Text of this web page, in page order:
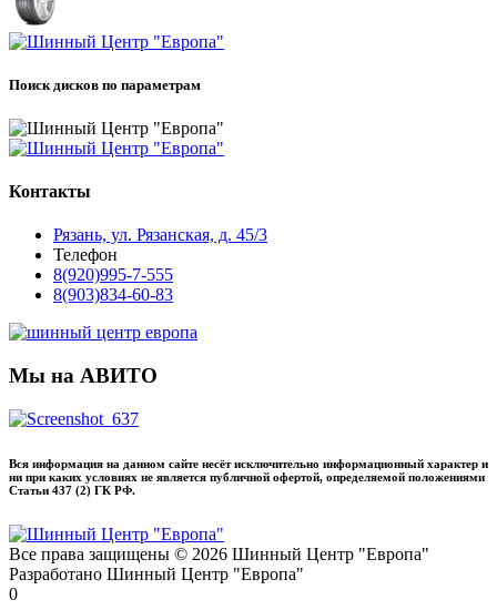
Поиск дисков по параметрам
Контакты
Рязань, ул. Рязанская, д. 45/3
Телефон
8(920)995-7-555
8(903)834-60-83
Мы на АВИТО
Вся информация на данном сайте несёт исключительно информационный характер и
ни при каких условиях не является публичной офертой, определяемой положениями
Статьи 437 (2) ГК РФ.
Все права защищены © 2026 Шинный Центр "Европа"
Разработано Шинный Центр "Европа"
0